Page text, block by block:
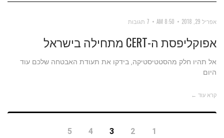
אפריל 29, 2018 8:50 AM 7 תגובות
אפוקליפסת ה-CERT מתחילה בישראל
אל תהיו חלק מהסטטיסטיקה, בידקו את תעודת האבטחה שלכם עוד
היום
קרא עוד ←
1
2
3
4
5